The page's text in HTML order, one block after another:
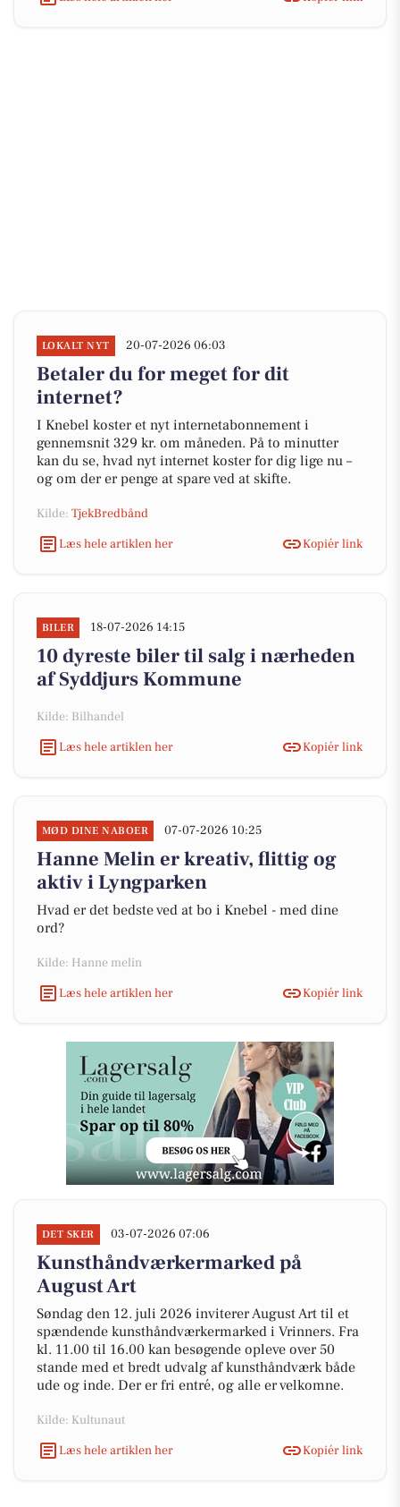
LOKALT NYT 20-07-2026 06:03
Betaler du for meget for dit
internet?
I Knebel koster et nyt internetabonnement i
gennemsnit 329 kr. om måneden. På to minutter
kan du se, hvad nyt internet koster for dig lige nu –
og om der er penge at spare ved at skifte.
Kilde: TjekBredbånd
Læs hele artiklen her
Kopiér link
BILER 18-07-2026 14:15
10 dyreste biler til salg i nærheden
af Syddjurs Kommune
Kilde: Bilhandel
Læs hele artiklen her
Kopiér link
MØD DINE NABOER 07-07-2026 10:25
Hanne Melin er kreativ, flittig og
aktiv i Lyngparken
Hvad er det bedste ved at bo i Knebel - med dine
ord?
Kilde: Hanne melin
Læs hele artiklen her
Kopiér link
DET SKER 03-07-2026 07:06
Kunsthåndværkermarked på
August Art
Søndag den 12. juli 2026 inviterer August Art til et
spændende kunsthåndværkermarked i Vrinners. Fra
kl. 11.00 til 16.00 kan besøgende opleve over 50
stande med et bredt udvalg af kunsthåndværk både
ude og inde. Der er fri entré, og alle er velkomne.
Kilde: Kultunaut
Læs hele artiklen her
Kopiér link